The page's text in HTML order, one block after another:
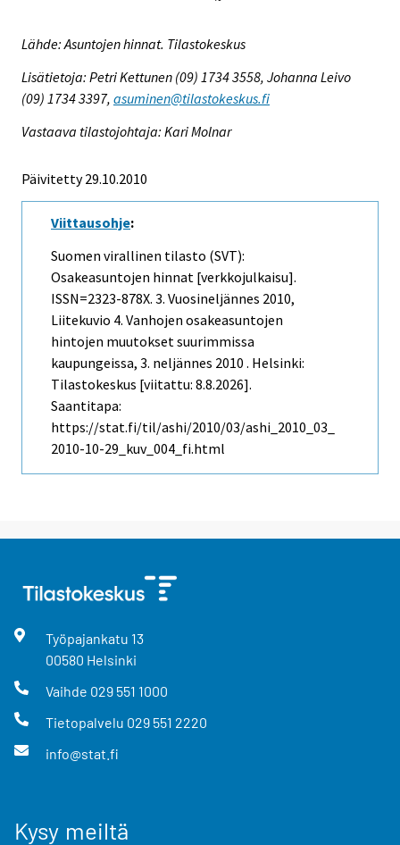
Lähde: Asuntojen hinnat. Tilastokeskus
Lisätietoja: Petri Kettunen (09) 1734 3558, Johanna Leivo
(09) 1734 3397, asuminen@tilastokeskus.fi
Vastaava tilastojohtaja: Kari Molnar
Päivitetty 29.10.2010
Viittausohje:
Suomen virallinen tilasto (SVT):
Osakeasuntojen hinnat [verkkojulkaisu].
ISSN=2323-878X. 3. Vuosineljännes 2010,
Liitekuvio 4. Vanhojen osakeasuntojen
hintojen muutokset suurimmissa
kaupungeissa, 3. neljännes 2010 . Helsinki:
Tilastokeskus [viitattu: 8.8.2026].
Saantitapa:
https://stat.fi/til/ashi/2010/03/ashi_2010_03_
2010-10-29_kuv_004_fi.html
Työpajankatu 13
00580 Helsinki
Vaihde 029 551 1000
Tietopalvelu 029 551 2220
info@stat.fi
Kysy meiltä